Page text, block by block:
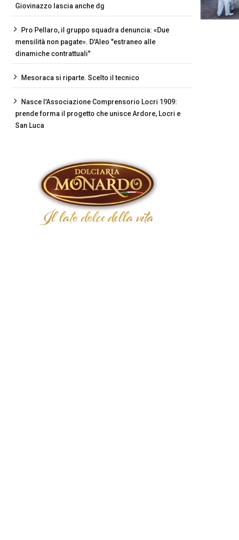
Giovinazzo lascia anche dg
Pro Pellaro, il gruppo squadra denuncia: «Due
mensilità non pagate». D'Aleo "estraneo alle
dinamiche contrattuali"
Mesoraca si riparte. Scelto il tecnico
Nasce l'Associazione Comprensorio Locri 1909:
prende forma il progetto che unisce Ardore, Locri e
San Luca